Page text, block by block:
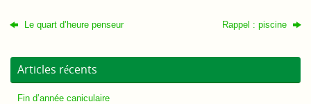
Le quart d’heure penseur Rappel : piscine
Articles récents
Fin d’année caniculaire